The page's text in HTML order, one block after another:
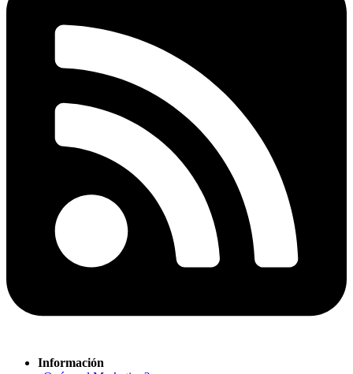
Información